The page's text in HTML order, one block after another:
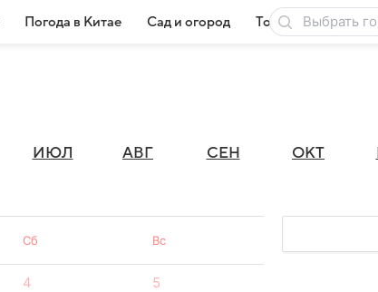
Погода в Китае Сад и огород Товары для дачи
ИЮЛ АВГ СЕН ОКТ
Сб Вс
4 5